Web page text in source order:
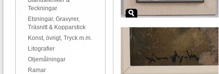
Teckningar
Etsningar, Gravyrer,
Träsnitt & Kopparstick
Konst, övrigt, Tryck m.m.
Litografier
Oljemålningar
Ramar